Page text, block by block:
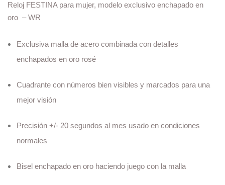
Reloj FESTINA para mujer, modelo exclusivo enchapado en
oro – WR
Exclusiva malla de acero combinada con detalles
enchapados en oro rosé
Cuadrante con números bien visibles y marcados para una
mejor visión
Precisión +/- 20 segundos al mes usado en condiciones
normales
Bisel enchapado en oro haciendo juego con la malla